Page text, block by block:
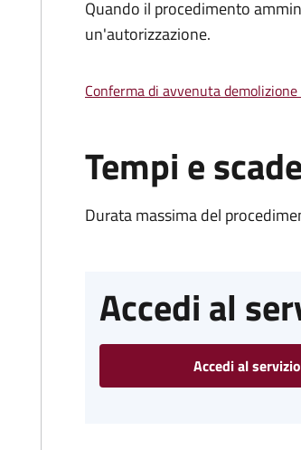
Quando il procedimento
un'autorizzazione.
Conferma di avvenuta
Tempi e
Durata massima del
Accedi al
Accedi al servizio